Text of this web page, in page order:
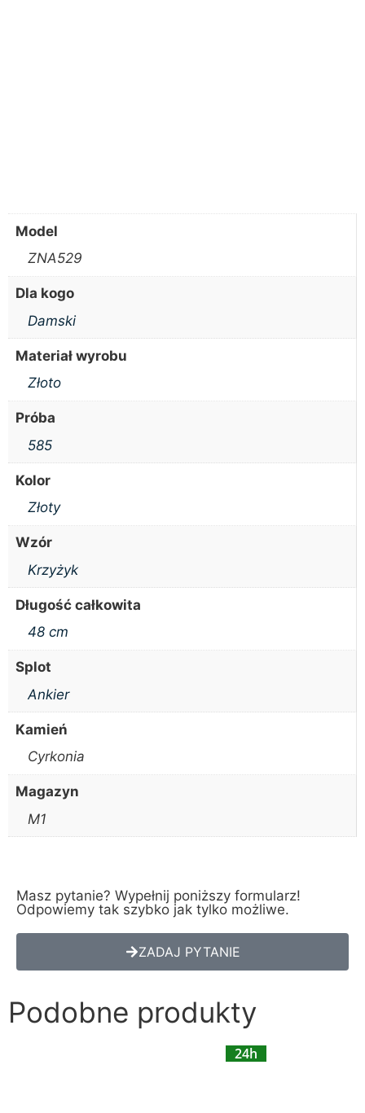
Model
ZNA529
Dla kogo
Damski
Materiał wyrobu
Złoto
Próba
585
Kolor
Złoty
Wzór
Krzyżyk
Długość całkowita
48 cm
Splot
Ankier
Kamień
Cyrkonia
Magazyn
M1
Masz pytanie? Wypełnij poniższy formularz!
Odpowiemy tak szybko jak tylko możliwe.
ZADAJ PYTANIE
Podobne produkty
24h